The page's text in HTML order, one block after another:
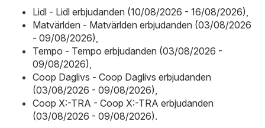
Lidl - Lidl erbjudanden (10/08/2026 - 16/08/2026),
Matvärlden - Matvärlden erbjudanden (03/08/2026
- 09/08/2026),
Tempo - Tempo erbjudanden (03/08/2026 -
09/08/2026),
Coop Daglivs - Coop Daglivs erbjudanden
(03/08/2026 - 09/08/2026),
Coop X:-TRA - Coop X:-TRA erbjudanden
(03/08/2026 - 09/08/2026).